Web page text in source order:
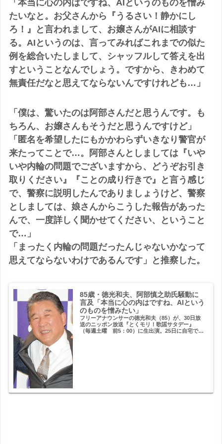
「本当に心の内はですね、AIというのものを憎み
たいなと。お父さんから『うるさい！静かにし
ろ！』と言われまして、お嬢さんがAIに相談す
る。AIというのは、言ってみればこれまでの似た
例を総合いたしまして、シャッフルして答えを出
すということなんでしょう。ですから、きわめて
無責任だなと思えてならないんですけれども…」
「僕は、驚いたのは阿部さんだと思うんです。も
ちろん、お嬢さんもそうだと思うんですけど」
「匿名を希望したにもかかわらずいきなり警官が
来たってことで…。阿部さんとしましては『いや
いや内輪の問題でございますから、どうぞお引き
取りください』『ことの成り行きで』と言う感じ
で、警察に説明したんでありましょうけど、警察
としましては、娘さんからこうした報告があった
んで、一度詳しく聞かせてください、ということ
で…」
「まったく内輪の問題だったんじゃないかなって
思えてならないわけであるんです」と推察した。
85歳・徳光和夫、阿部慎之助氏騒動に
言及「本当に心の内はですね、AIという
のものを憎みたい」
フリーアナウンサーの徳光和夫（85）が、30日放
送のニッポン放送『とくモリ！歌謡サタデー』
（毎週土曜 前5：00）に生出演。25日に自宅で娘